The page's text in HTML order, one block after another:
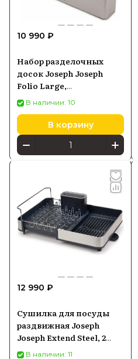
10 990 ₽
Набор разделочных
досок Joseph Joseph
Folio Large,
серебристый/
разноцветный
В наличии: 10
В корзину
12 990 ₽
Сушилка для посуды
раздвижная Joseph
Joseph Extend Steel, 2
предмета
В наличии: 11